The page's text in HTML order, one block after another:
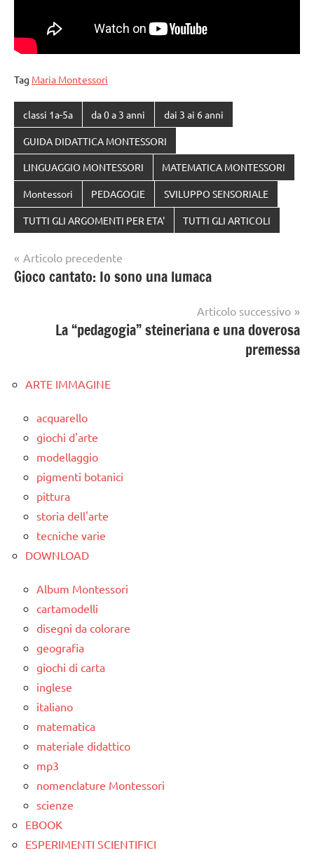
Tag Maria Montessori
classi 1a-5a da 0 a 3 anni dai 3 ai 6 anni
GUIDA DIDATTICA MONTESSORI
LINGUAGGIO MONTESSORI MATEMATICA MONTESSORI
Montessori PEDAGOGIE SVILUPPO SENSORIALE
TUTTI GLI ARGOMENTI PER ETA' TUTTI GLI ARTICOLI
Navigazione
articoli
Articolo precedente
Gioco cantato: Io sono una lumaca
Articolo successivo
La “pedagogia” steineriana e una doverosa
premessa
ARTE IMMAGINE
acquarello
giochi d'arte
modellaggio
pigmenti botanici
pittura
storia dell'arte
tecniche varie
DOWNLOAD
Album Montessori
cartamodelli
disegni da colorare
geografia
giochi di carta
inglese
italiano
matematica
materiale didattico
mp3
nomenclature Montessori
scienze
EBOOK
ESPERIMENTI SCIENTIFICI